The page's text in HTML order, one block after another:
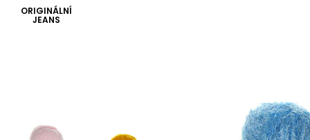
ORIGINÁLNÍ
JEANS